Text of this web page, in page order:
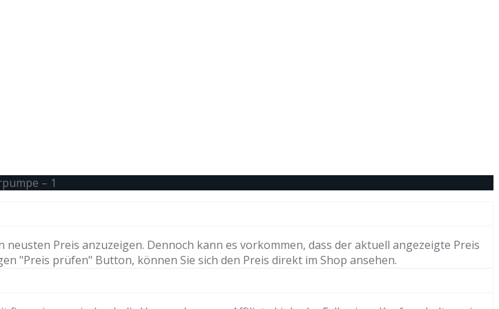
– 1
Preis anzuzeigen. Dennoch kann es vorkommen, dass der aktuell angezeigte Preis
"Preis prüfen" Button, können Sie sich den Preis direkt im Shop ansehen.